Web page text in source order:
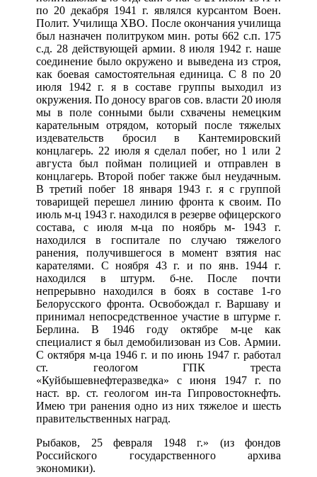
по 20 декабря 1941 г. являлся курсантом Воен.
Полит. Училища ХВО. После окончания училища
был назначен политруком мин. роты 662 с.п. 175
с.д. 28 действующей армии. 8 июля 1942 г. наше
соединение было окружено и выведена из строя,
как боевая самостоятельная единица. С 8 по 20
июля 1942 г. я в составе группы выходил из
окружения. По доносу врагов сов. власти 20 июля
мы в поле сонными были схвачены немецким
карательным отрядом, который после тяжелых
издевательств бросил в Кантемировский
концлагерь. 22 июля я сделал побег, но 1 или 2
августа был пойман полицией и отправлен в
концлагерь. Второй побег также был неудачным.
В третий побег 18 января 1943 г. я с группой
товарищей перешел линию фронта к своим. По
июль м-ц 1943 г. находился в резерве офицерского
состава, с июля м-ца по ноябрь м- 1943 г.
находился в госпитале по случаю тяжелого
ранения, получившегося в момент взятия нас
карателями. С ноября 43 г. и по янв. 1944 г.
находился в штурм. б-не. После почти
непрерывно находился в боях в составе 1-го
Белорусского фронта. Освобождал г. Варшаву и
принимал непосредственное участие в штурме г.
Берлина. В 1946 году октябре м-це как
специалист я был демобилизован из Сов. Армии.
С октября м-ца 1946 г. и по июнь 1947 г. работал
ст. геологом ГПК треста
«Куйбышевнефтеразведка» с июня 1947 г. по
наст. вр. ст. геологом ин-та Гипровостокнефть.
Имею три ранения одно из них тяжелое и шесть
правительственных наград.
Рыбаков, 25 февраля 1948 г.» (из фондов
Российского государственного архива
экономики).